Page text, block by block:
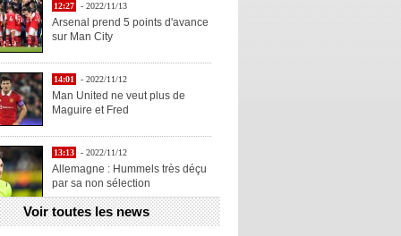
12:27 - 2022/11/13
Arsenal prend 5 points d'avance
sur Man City
14:01 - 2022/11/12
Man United ne veut plus de
Maguire et Fred
13:13 - 2022/11/12
Allemagne : Hummels très déçu
par sa non sélection
13:11 - 2022/11/12
Voir toutes les news